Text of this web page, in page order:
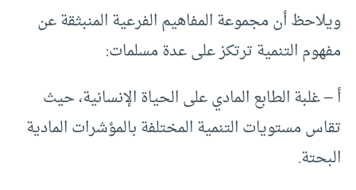
ويلاحظ أن مجموعة المفاهيم الفرعية المنبثقة عن
مفهوم التنمية ترتكز على عدة مسلمات:
أ – غلبة الطابع المادي على الحياة الإنسانية، حيث
تقاس مستويات التنمية المختلفة بالمؤشرات المادية
البحتة.